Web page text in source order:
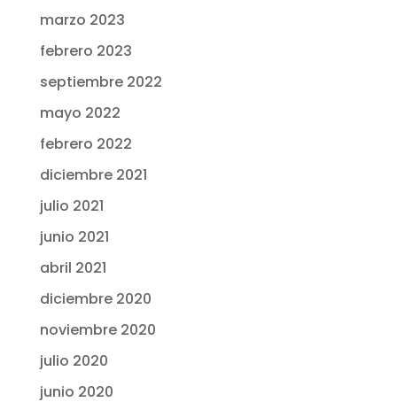
marzo 2023
febrero 2023
septiembre 2022
mayo 2022
febrero 2022
diciembre 2021
julio 2021
junio 2021
abril 2021
diciembre 2020
noviembre 2020
julio 2020
junio 2020